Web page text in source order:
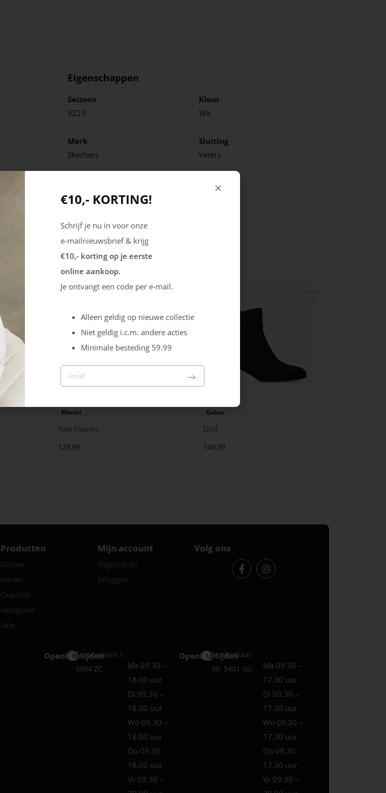
Eigenschappen
Seizoen
VZ23
Kleur
Wit
Merk
Skechers
Sluiting
Veters
Maruti
Yale Hairon
129.99
Gabor
Drill
149.99
Producten
Dames
Heren
Outdoor
Veiligheid
Sale
Mijn account
Registreren
Inloggen
Volg ons
Openingstijden
Best
Europaplein 1,
5684 ZC
Ma 09.30 –
18.00 uur
Di 09.30 –
18.00 uur
Wo 09.30 –
18.00 uur
Do 09.30 –
18.00 uur
Vr 09.30 –
Openingstijden
Uden
Marktstraat
39, 5401 GG
Ma 09.30 –
17.30 uur
Di 09.30 –
17.30 uur
Wo 09.30 –
17.30 uur
Do 09.30 –
17.30 uur
Vr 09.30 –
€10,- KORTING!
Schrijf je nu in voor onze
e-mailnieuwsbrief & krijg
€10,- korting op je eerste
online aankoop.
Je ontvangt een code per e-mail.
Alleen geldig op nieuwe collectie
Niet geldig i.c.m. andere acties
Minimale besteding 59.99